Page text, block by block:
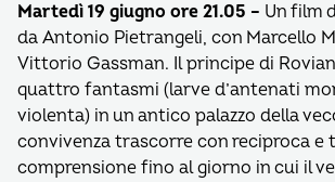
Martedì 19 giugno ore 21.05 – Un film
da Antonio Pietrangeli, con Marcello
Vittorio Gassman. Il principe di
quattro fantasmi (larve d’antenati
violenta) in un antico palazzo della
convivenza trascorre con reciproca e
comprensione fino al giorno in cui il